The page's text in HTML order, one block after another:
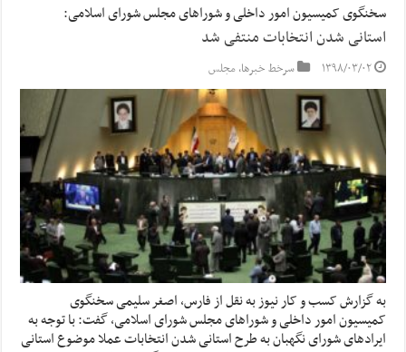
سخنگوی کمیسیون امور داخلی و شوراهای مجلس شورای اسلامی:
استانی شدن انتخابات منتفی شد
۱۳۹۸/۰۳/۰۲ سرخط خبرها,مجلس
به گزارش کسب و کار نیوز به نقل از فارس، اصغر سلیمی سخنگوی
کمیسیون امور داخلی و شوراهای مجلس شورای اسلامی، گفت: با توجه به
ایرادهای شورای نگهبان به طرح استانی شدن انتخابات عملا موضوع استانی